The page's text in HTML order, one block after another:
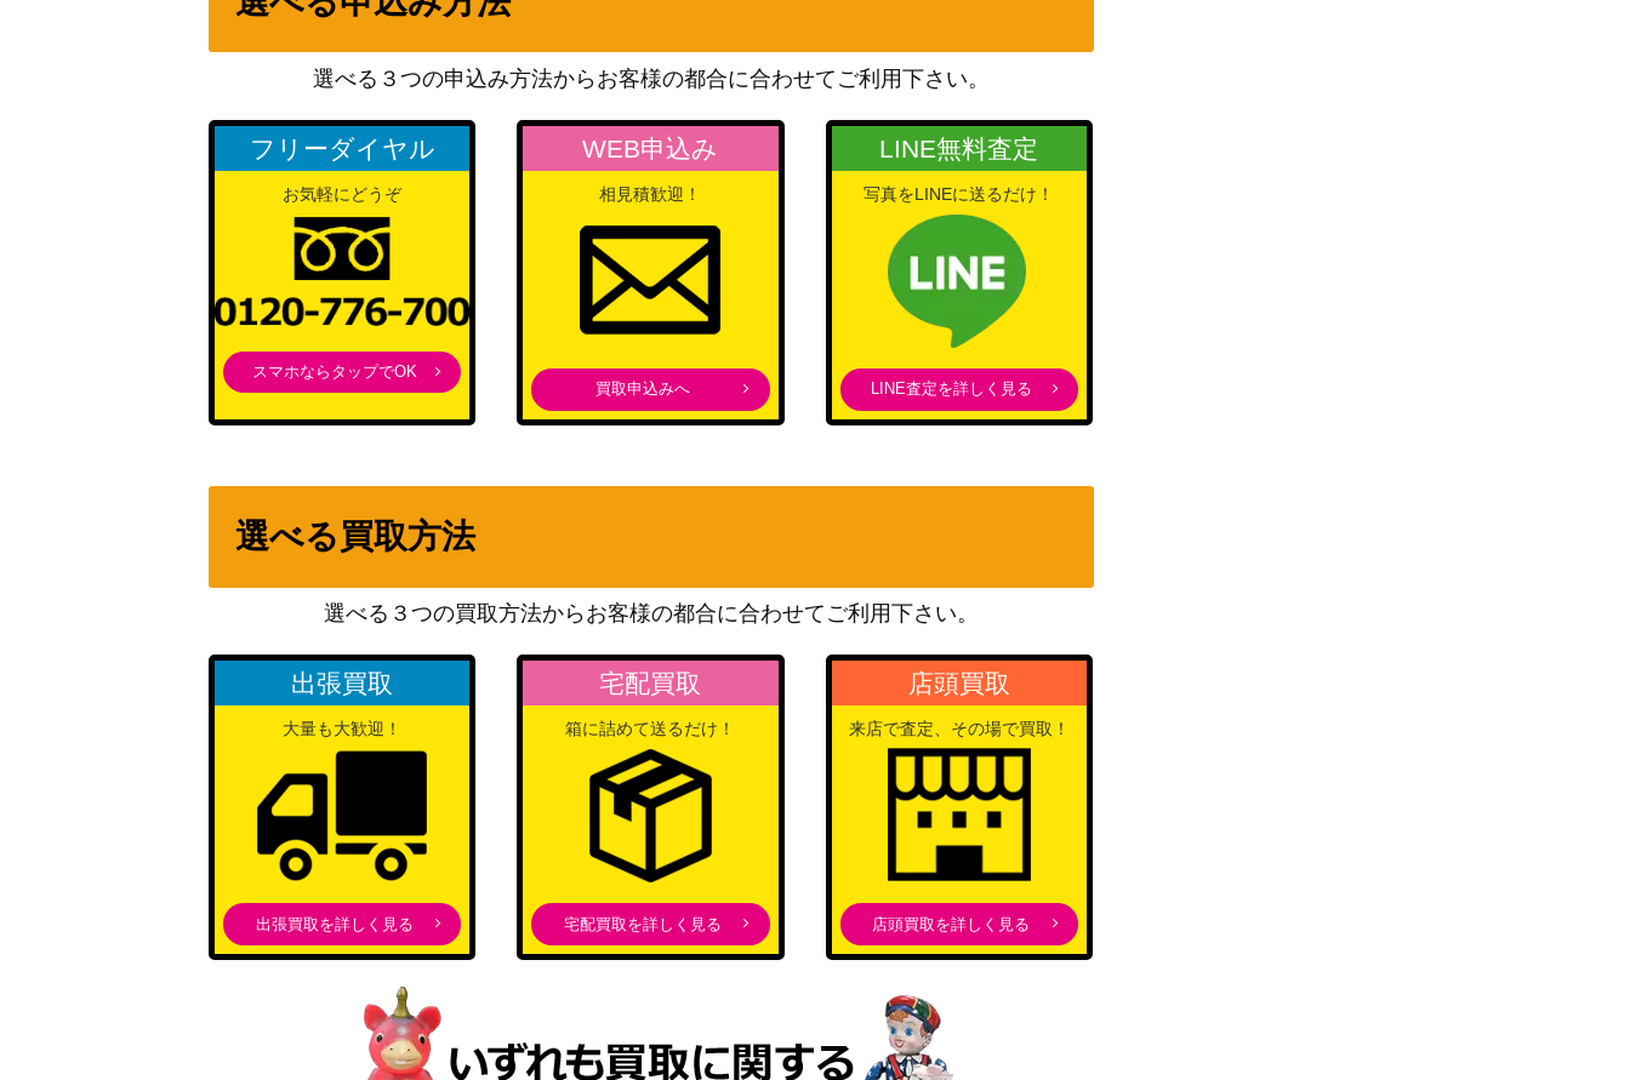
スカーレット＆バイオレッ
（テラスタルフェスex）
ウガツホムラex （UR）【SV5K 098/071】
（ワイルドフォース）
500
オーヤマのピカチュウ（プロモ） 7,000
サン&ムーン
レシラム＆リザードンGX（SR）【SM10 096/095】
サン&ムーン
（ダブルブレイズ）
2,500
クワノガンGX（SR）【SM1+ 055/051】
（強化拡張パック サン&ム
250
ナンジャモ（SAR）【SV2D 096/071】
ト
（[SV2D]クレイバースト）
30,000
ピカチュウ（プロモ）【369/SM-P】
サン&ムーン
カミツレのきらめき（SR）【s12a 246/172】
ソード&シールド
2,000
アカマツ（SR）【SV7 123/102】
スカーレット＆バイオレッ
おいわいファンファーレ（PROMO）【110/SV-P】
スカーレット＆バイオレッ
ト
（PROMO（プロモ）/その
7,500
ウルトラ調査隊（SR）【SM5+ 055/050】
（ウルトラフォース）
選べる３つの申込み方法からお客様の都合に合わせてご利用下さい。
フリーダイヤル
お気軽にどうぞ
スマホならタップでOK
WEB申込み
相見積歓迎！
買取申込みへ
LINE無料査定
写真をLINEに送るだけ！
LINE査定を詳しく見る
選べる買取方法
選べる３つの買取方法からお客様の都合に合わせてご利用下さい。
出張買取
大量も大歓迎！
出張買取を詳しく見る
宅配買取
箱に詰めて送るだけ！
宅配買取を詳しく見る
店頭買取
来店で査定、その場で買取！
店頭買取を詳しく見る